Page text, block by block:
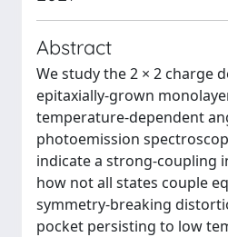
Abstract
We study the 2 × 2 charge
epitaxially-grown
temperature-dependent
photoemission
indicate a strong-coupling
how not all states couple
symmetry-breaking
pocket persisting to low